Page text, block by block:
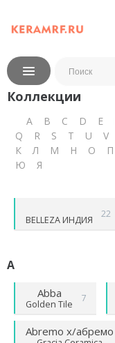
Коллекции
A B C D E
Q
R S T U V
К
Л М Н О П
Ю
Я
BELLEZA ИНДИЯ
22
A
Abba
Golden Tile
7
Abremo х/абремо